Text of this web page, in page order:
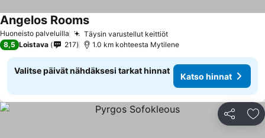
Huoneisto palveluilla Täysin varustellut keittiötKatso hinnat
Angelos RoomsKatso hinnat
8,5 Loistava 217 1.0 km kohteesta Mytilene
Valitse päivät nähdäksesi tarkat hinnat
Katso hinnat
Jaa